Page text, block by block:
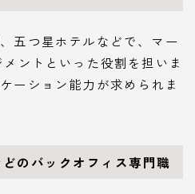
五つ星ホテルなどで、マー
ントといった役割を担いま
ーション能力が求められま
のバックオフィス専門職